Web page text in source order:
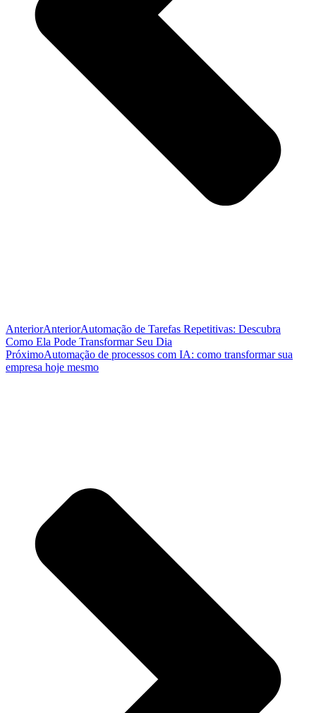
AnteriorAnteriorAutomação de Tarefas Repetitivas: Descubra
Como Ela Pode Transformar Seu Dia
PróximoAutomação de processos com IA: como transformar sua
empresa hoje mesmo